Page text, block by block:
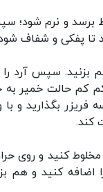
برسد و نرم شود؛
تا پفکی و شفاف
هم بزنید. سپس
کم حالت خمیر به
بگذارید و با
کند.
کنید و روی
اضافه کنید و هم